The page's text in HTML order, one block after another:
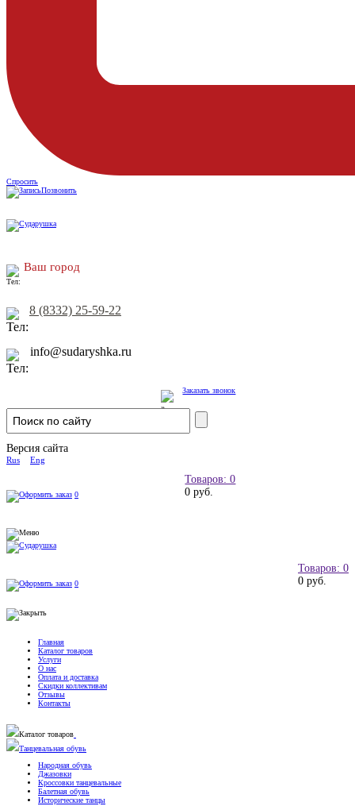
Спросить
Позвонить
Ваш город
8 (8332) 25-59-22
info@sudaryshka.ru
Заказать звонок
Версия сайта
Rus Eng
Товаров: 0
0 руб.
0
Товаров: 0
0 руб.
0
Главная
Каталог товаров
Услуги
О нас
Оплата и доставка
Скидки коллективам
Отзывы
Контакты
Каталог товаров
Танцевальная обувь
Народная обувь
Джазовки
Кроссовки танцевальные
Балетная обувь
Исторические танцы